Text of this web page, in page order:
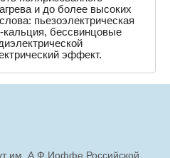
и до более высоких
пьезоэлектрическая
кальция, бессвинцовые
эффект.
им. А.Ф.Иоффе Российской